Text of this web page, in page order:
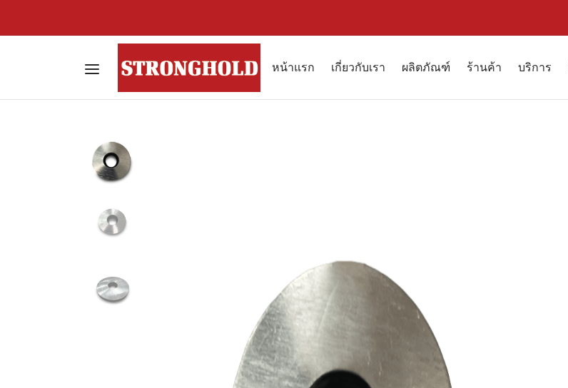
หน้าแรก เกี่ยวกับเรา ผลิตภัณฑ์ ร้านค้า บริการ